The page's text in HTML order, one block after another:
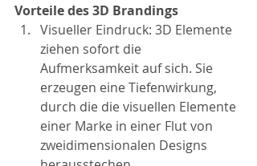
Vorteile des 3D Brandings
Visueller Eindruck: 3D Elemente
ziehen sofort die
Aufmerksamkeit auf sich. Sie
erzeugen eine Tiefenwirkung,
durch die die visuellen Elemente
einer Marke in einer Flut von
zweidimensionalen Designs